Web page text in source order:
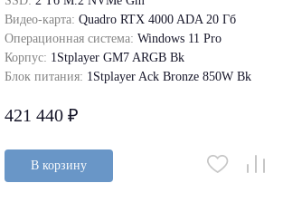
Видео-карта: Quadro RTX 4000 ADA 20 Гб
Операционная система: Windows 11 Pro
Корпус: 1Stplayer GM7 ARGB Bk
Блок питания: 1Stplayer Ack Bronze 850W Bk
421 440 ₽
В корзину